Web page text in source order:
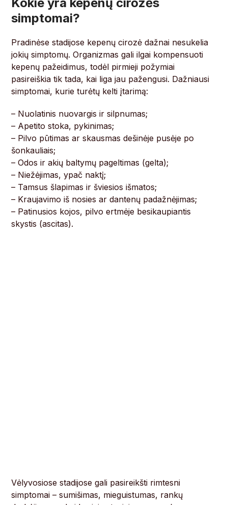
simptomai?
Pradinėse stadijose kepenų cirozė dažnai nesukelia
jokių simptomų. Organizmas gali ilgai kompensuoti
kepenų pažeidimus, todėl pirmieji požymiai
pasireiškia tik tada, kai liga jau pažengusi. Dažniausi
simptomai, kurie turėtų kelti įtarimą:
– Nuolatinis nuovargis ir silpnumas;
– Apetito stoka, pykinimas;
– Pilvo pūtimas ar skausmas dešinėje pusėje po
šonkauliais;
– Odos ir akių baltymų pageltimas (gelta);
– Niežėjimas, ypač naktį;
– Tamsus šlapimas ir šviesios išmatos;
– Kraujavimo iš nosies ar dantenų padažnėjimas;
– Patinusios kojos, pilvo ertmėje besikaupiantis
skystis (ascitas).
Vėlyvosiose stadijose gali pasireikšti rimtesni
simptomai – sumišimas, mieguistumas, rankų